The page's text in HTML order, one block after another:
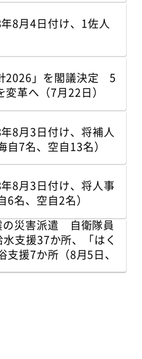
8月4日付け、1佐人
2026」を閣議決定 5
革へ（7月22日）
8月3日付け、将補人
自7名、空自13名）
8月3日付け、将人事
6名、空自2名）
の災害派遣 自衛隊員
支援37か所、「はく
援7か所（8月5日、